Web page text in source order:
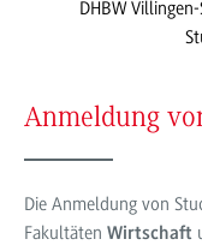
DHBW
Anmeldung
Die Anmeldung von
FakultätenWirtschaft